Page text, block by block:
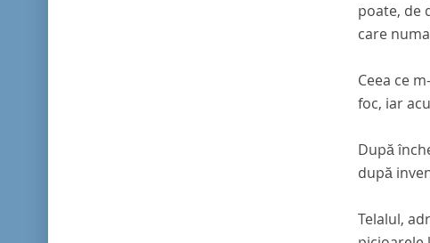
poate, de
care
Ceea ce
foc, iar
După
după
Telalul,